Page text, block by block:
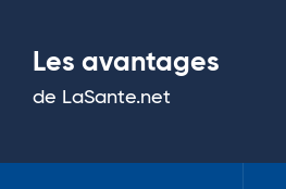
Les avantages
de LaSante.net